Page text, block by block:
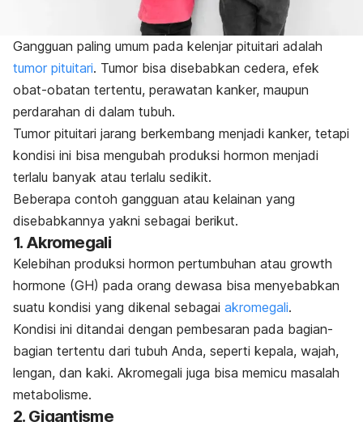
Gangguan paling umum pada kelenjar pituitari adalah
tumor pituitari. Tumor bisa disebabkan cedera, efek
obat-obatan tertentu, perawatan kanker, maupun
perdarahan di dalam tubuh.
Tumor pituitari jarang berkembang menjadi kanker, tetapi
kondisi ini bisa mengubah produksi hormon menjadi
terlalu banyak atau terlalu sedikit.
Beberapa contoh gangguan atau kelainan yang
disebabkannya yakni sebagai berikut.
1. Akromegali
Kelebihan produksi hormon pertumbuhan atau growth
hormone (GH) pada orang dewasa bisa menyebabkan
suatu kondisi yang dikenal sebagai akromegali.
Kondisi ini ditandai dengan pembesaran pada bagian-
bagian tertentu dari tubuh Anda, seperti kepala, wajah,
lengan, dan kaki. Akromegali juga bisa memicu masalah
metabolisme.
2. Gigantisme